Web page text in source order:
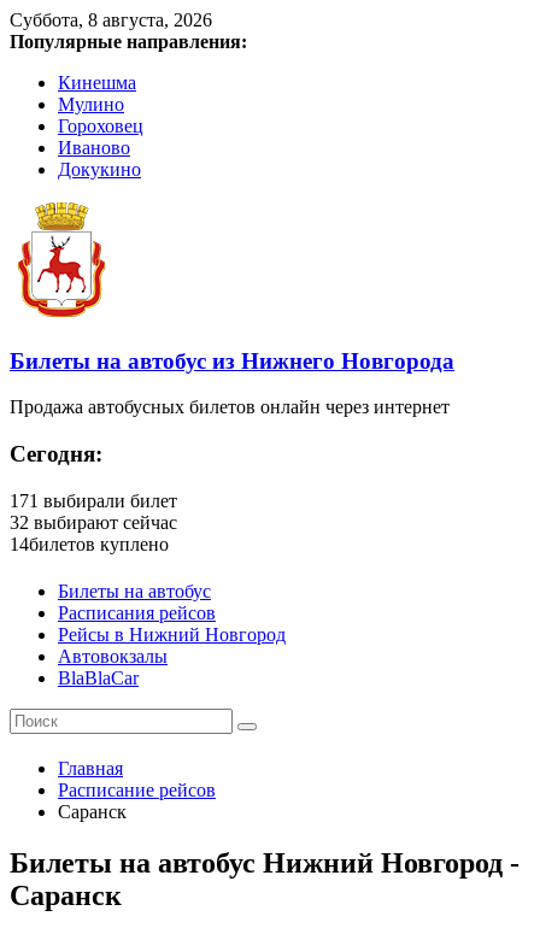
Суббота, 8 августа, 2026
Популярные направления:
Кинешма
Мулино
Гороховец
Иваново
Докукино
Билеты на автобус из Нижнего Новгорода
Продажа автобусных билетов онлайн через интернет
Сегодня:
171 выбирали билет
32 выбирают сейчас
14билетов куплено
Билеты на автобус
Расписания рейсов
Рейсы в Нижний Новгород
Автовокзалы
BlaBlaCar
Главная
Расписание рейсов
Саранск
Билеты на автобус Нижний Новгород -
Саранск